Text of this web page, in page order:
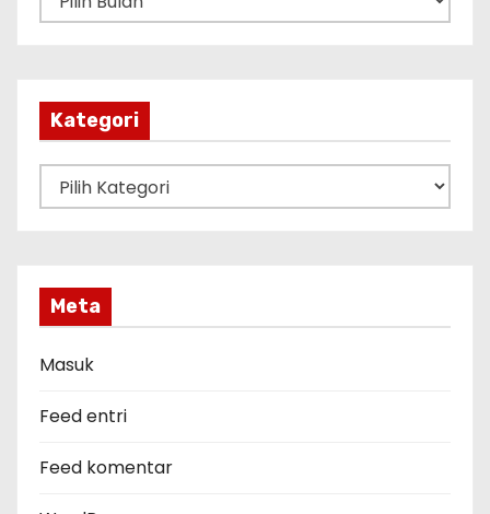
r
Kategori
a
o
r
Meta
Masuk
Feed entri
Feed komentar